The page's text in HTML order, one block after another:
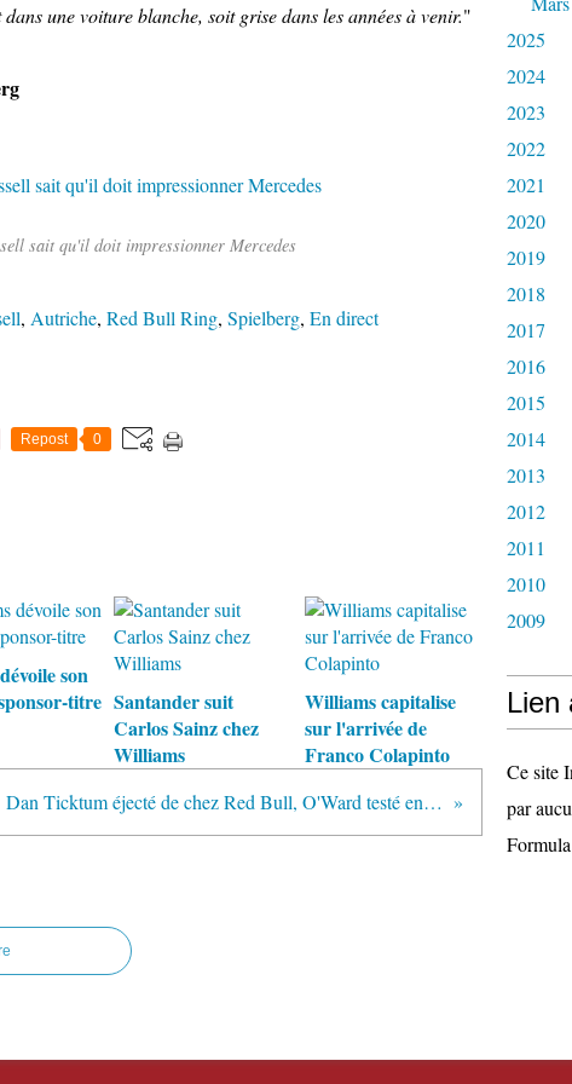
une voiture blanche, soit grise dans les années à venir."
sait qu'il doit impressionner Mercedes
, Autriche, Red Bull Ring, Spielberg, En direct
Repost 0
son
titre Santander suit
Carlos Sainz chez
Williams
Williams capitalise
sur l'arrivée de
Franco Colapinto
Dan Ticktum éjecté de chez Red Bull, O'Ward testé en F2
2025
2024
2023
2022
2021
2020
2019
2018
2017
2016
2015
2014
2013
2012
2011
2010
2009
Lien
Ce site
par